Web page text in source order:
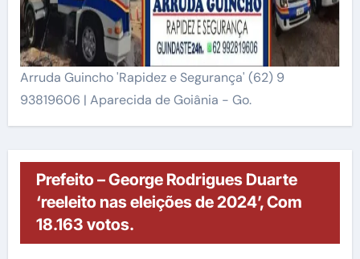
Arruda Guincho 'Rapidez e Segurança' (62) 9
93819606 | Aparecida de Goiânia - Go.
Prefeito – George Rodrigues Duarte
‘reeleito nas eleições de 2024’, Com
18.163 votos.